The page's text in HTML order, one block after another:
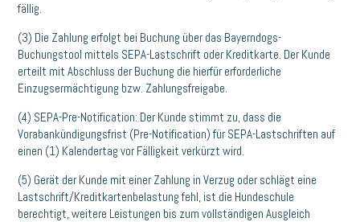
fällig.
(3) Die Zahlung erfolgt bei Buchung über das Bayerndogs-
Buchungstool mittels SEPA-Lastschrift oder Kreditkarte. Der Kunde
erteilt mit Abschluss der Buchung die hierfür erforderliche
Einzugsermächtigung bzw. Zahlungsfreigabe.
(4) SEPA-Pre-Notification: Der Kunde stimmt zu, dass die
Vorabankündigungsfrist (Pre-Notification) für SEPA-Lastschriften auf
einen (1) Kalendertag vor Fälligkeit verkürzt wird.
(5) Gerät der Kunde mit einer Zahlung in Verzug oder schlägt eine
Lastschrift/Kreditkartenbelastung fehl, ist die Hundeschule
berechtigt, weitere Leistungen bis zum vollständigen Ausgleich